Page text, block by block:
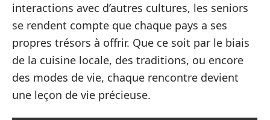
interactions avec d’autres cultures, les seniors
se rendent compte que chaque pays a ses
propres trésors à offrir. Que ce soit par le biais
de la cuisine locale, des traditions, ou encore
des modes de vie, chaque rencontre devient
une leçon de vie précieuse.